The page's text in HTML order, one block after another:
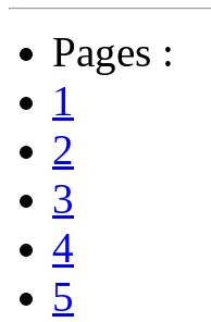
Pages :
1
2
3
4
5